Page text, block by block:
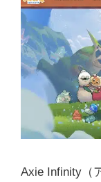
Axie Infinity（